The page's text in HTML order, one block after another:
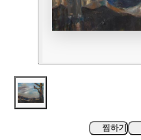
찜하기